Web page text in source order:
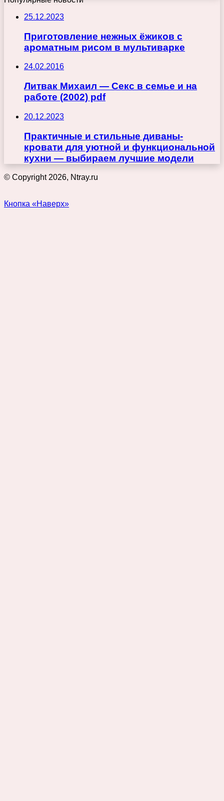
25.12.2023
Приготовление нежных ёжиков с
ароматным рисом в мультиварке
24.02.2016
Литвак Михаил — Секс в семье и на
работе (2002) pdf
20.12.2023
Практичные и стильные диваны-
кровати для уютной и функциональной
кухни — выбираем лучшие модели
© Copyright 2026, Ntray.ru
Кнопка «Наверх»